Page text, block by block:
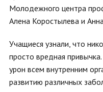
Молодежного центра
Алена Коростылева и
Учащиеся узнали, что
просто вредная
урон всем внутренним
развитию различных